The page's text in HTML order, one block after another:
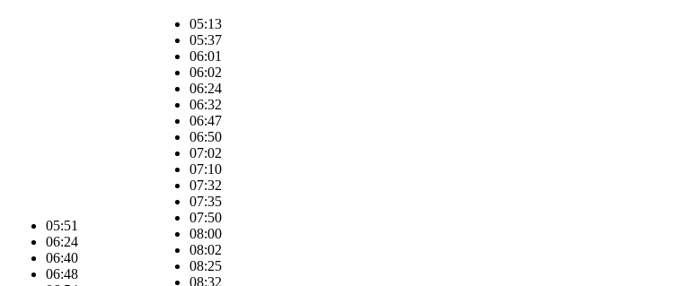
05:51
06:24
06:40
06:48
05:13
05:37
06:01
06:02
06:24
06:32
06:47
06:50
07:02
07:10
07:32
07:35
07:50
08:00
08:02
08:25
08:32